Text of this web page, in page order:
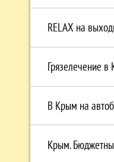
RELAX на
Грязелечение
В Крым на
Крым.